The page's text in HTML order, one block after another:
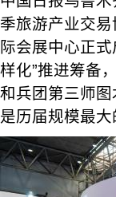
季旅游产业交
际会展中心正
样化”推进筹备
和兵团第三师
是历届规模最大